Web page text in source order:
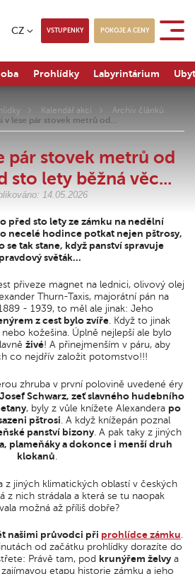
CZ VSTUPENKY POKOJE A CENY
Prohlídky Labyrintárium
Kalendář akcí
Archiv článků
v lese pár stovek metrů od…
pár stovek metrů od
sto lety běžná věc...
14.05.2026
před sto lety ze zámku na nedělní
necelé hodince potkat nejen pštrosy,
se tak stane, když panství spravuje
světák...
přiveze magnet na lednici, olivový olej
Thurn-Taxis, majorátní pán na
- 1939, to měl ale jinak: Jeho
z cest bylo zvíře. Když to jinak
kožešina. Úplně nejlepší ale bylo
živé! A přinejmenším v páru, aby
co nejdřív založit potomstvo!!!
zhruba v první polovině uvedené éry
Schwarz, zeť slavného hudebního
, byly z vůle knížete Alexandera po
pštrosi. A když knížepán poznal
panství bizony. A pak taky z jiných
plameňáky a dokonce i menší druh
klokanů.
z jiných klimatických oblastí v českých
z nich strádala a která se tu naopak
možná až příliš dobře?
našimi průvodci při prohlídce zámku.
od začátku prohlídky dorazíte do
Právě tam, pod krunýřem želvya
etapu historie zámku a jeho